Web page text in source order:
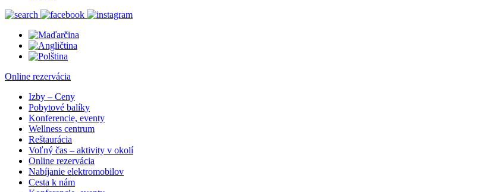
Online rezervácia
Izby – Ceny
Pobytové balíky
Konferencie, eventy
Wellness centrum
Reštaurácia
Voľný čas – aktivity v okolí
Online rezervácia
Nabíjanie elektromobilov
Cesta k nám